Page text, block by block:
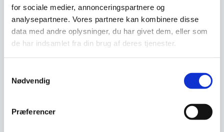
for sociale medier, annonceringspartnere og
analysepartnere. Vores partnere kan kombinere disse
data med andre oplysninger, du har givet dem, eller som
de har indsamlet fra din brug af deres tjenester.
Nødvendig
Præferencer
Brandt WD 1014 X
varmeskuffe
Med denne varmeskuffe til
indbygning, får du en stilren
oprindelige
pris
1.649,00DKK
Den
er:
Hendi Dispenser Flaske
Rød 0,20 l
Denne praktiske dispenser er
ideel til opbevaring og dosering